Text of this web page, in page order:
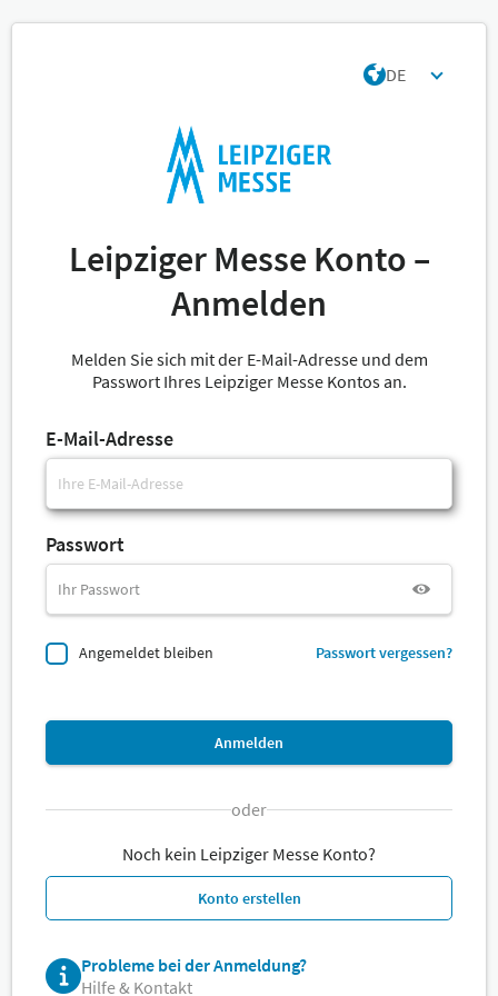
DE
Leipziger Messe Konto –
Anmelden
Melden Sie sich mit der E-Mail-Adresse und dem
Passwort Ihres Leipziger Messe Kontos an.
E-Mail-Adresse
Passwort
Angemeldet bleiben Passwort vergessen?
Anmelden
oder
Noch kein Leipziger Messe Konto?
Konto erstellen
Probleme bei der Anmeldung?
Hilfe & Kontakt